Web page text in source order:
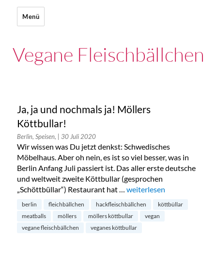
Menü
Vegane Fleischbällchen
Ja, ja und nochmals ja! Möllers
Köttbullar!
Berlin, Speisen, | 30 Juli 2020
Wir wissen was Du jetzt denkst: Schwedisches
Möbelhaus. Aber oh nein, es ist so viel besser, was in
Berlin Anfang Juli passiert ist. Das aller erste deutsche
und weltweit zweite Köttbullar (gesprochen
„Schöttbüllar“) Restaurant hat … „Ja, ja und nochmals ja!
weiterlesen
berlin fleichbällchen hackfleischbällchen
köttbüllar
meatballs
möllers möllers köttbullar
vegan
vegane fleischbällchen
veganes köttbullar